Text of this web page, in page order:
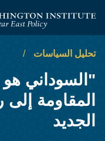
معهد واشنطن لسياسات
تحليل السياسات
"السوداني
المقاومة
الجديد